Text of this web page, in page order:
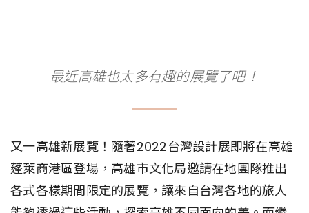
最近高雄也太多有趣的展覽了吧！
又一高雄新展覽！隨著2022台灣設計展即將在高雄
蓬萊商港區登場，高雄市文化局邀請在地團隊推出
各式各樣期間限定的展覽，讓來自台灣各地的旅人